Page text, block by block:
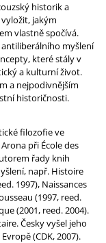
historik a
jakým
vlastně spočívá.
myšlení
které stály v
a kulturní život.
a nejpodivnějším
historičnosti.
filozofie ve
při École des
řady knih
např. Histoire
1997), Naissances
(1997, reed.
(2001, reed. 2004).
Česky vyšel jeho
(CDK, 2007).